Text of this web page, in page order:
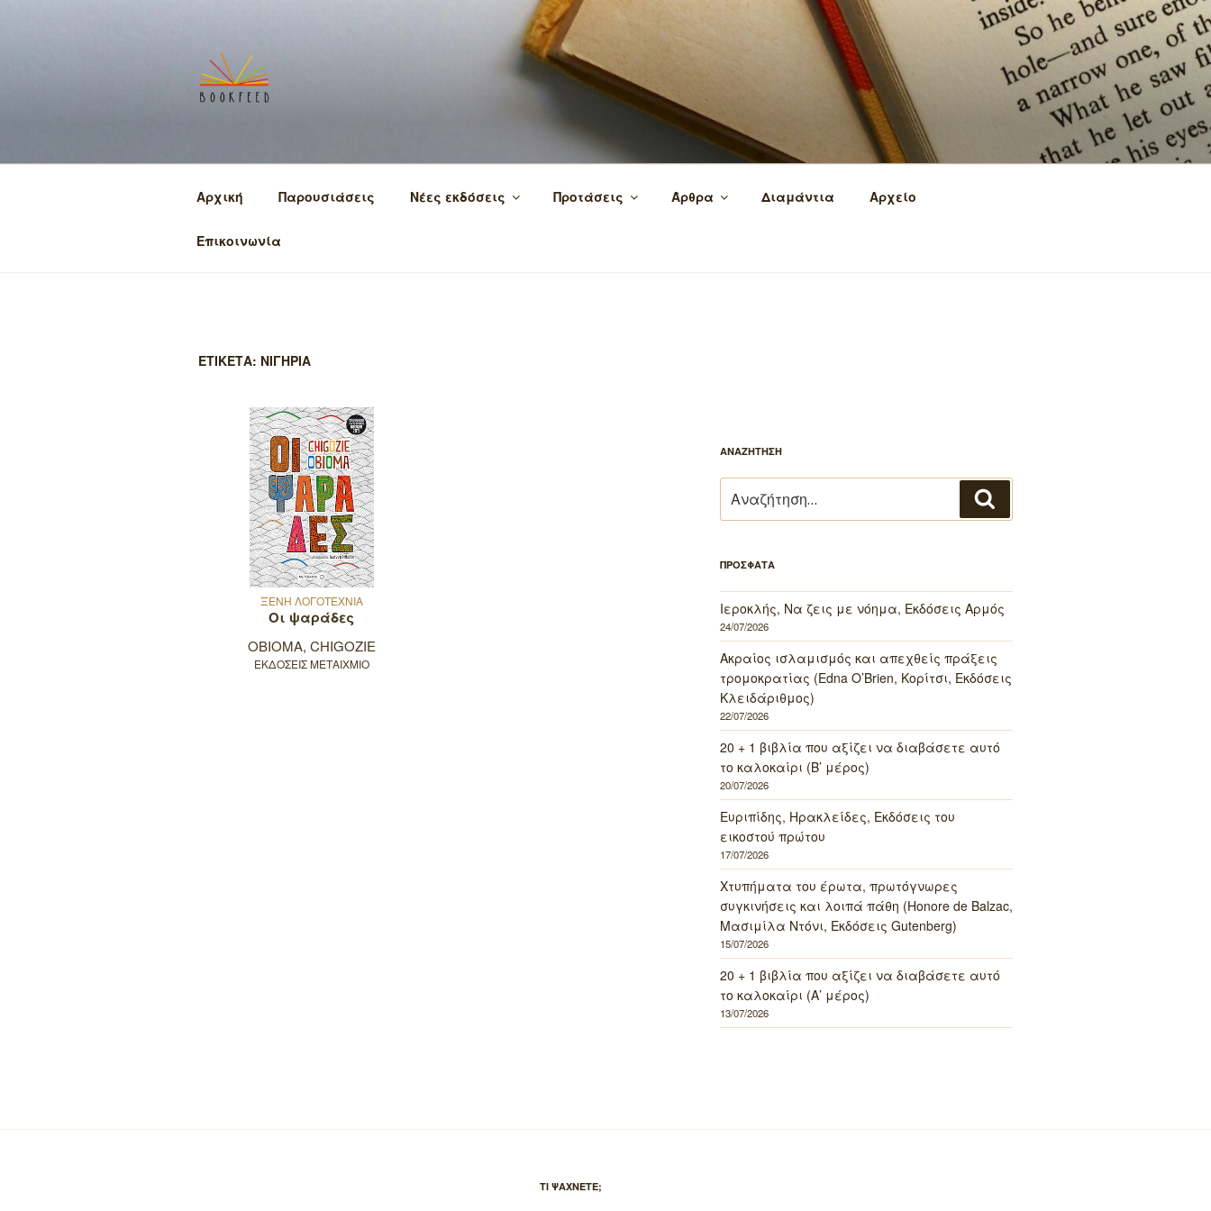
μοιραζόμαστε την αγάπη για τα βιβλία και τη γνώση!
Αρχική Παρουσιάσεις Νέες εκδόσεις Προτάσεις Άρθρα Διαμάντια Αρχείο
Επικοινωνία
ΕΤΙΚΕΤΑ: ΝΙΓΗΡΙΑ
ΞΕΝΗ ΛΟΓΟΤΕΧΝΙΑ
Οι ψαράδες
OBIOMA, CHIGOZIE
ΕΚΔΟΣΕΙΣ ΜΕΤΑΙΧΜΙΟ
ΑΝΑΖΗΤΗΣΗ
για:
ΠΡΟΣΦΑΤΑ
Ιεροκλής, Να ζεις με νόημα, Εκδόσεις Αρμός
24/07/2026
Ακραίος ισλαμισμός και απεχθείς πράξεις
τρομοκρατίας (Edna O’Brien, Κορίτσι, Εκδόσεις
Κλειδάριθμος)
22/07/2026
20 + 1 βιβλία που αξίζει να διαβάσετε αυτό
το καλοκαίρι (Β’ μέρος)
20/07/2026
Ευριπίδης, Ηρακλείδες, Εκδόσεις του
εικοστού πρώτου
17/07/2026
Χτυπήματα του έρωτα, πρωτόγνωρες
συγκινήσεις και λοιπά πάθη (Honore de Balzac,
Μασιμίλα Ντόνι, Εκδόσεις Gutenberg)
15/07/2026
20 + 1 βιβλία που αξίζει να διαβάσετε αυτό
το καλοκαίρι (Α’ μέρος)
13/07/2026
ΤΙ ΨΑΧΝΕΤΕ;